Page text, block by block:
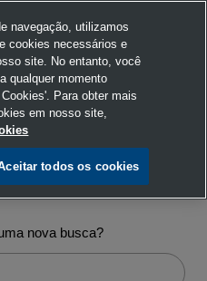
nada em
nova busca?
navegação, utilizamos
cookies necessários e
site. No entanto, você
qualquer momento
Para obter mais
em nosso site,
todos os cookies